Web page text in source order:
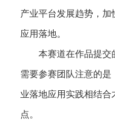
产业平台发展趋势，加
应用落地。
本赛道在作品提交
需要参赛团队注意的
业落地应用实践相结
点。